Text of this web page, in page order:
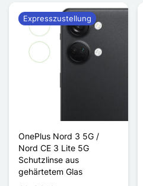
OnePlus Nord 3 5G /
Nord CE 3 Lite 5G
Schutzlinse aus
gehärtetem Glas
Expresszustellung